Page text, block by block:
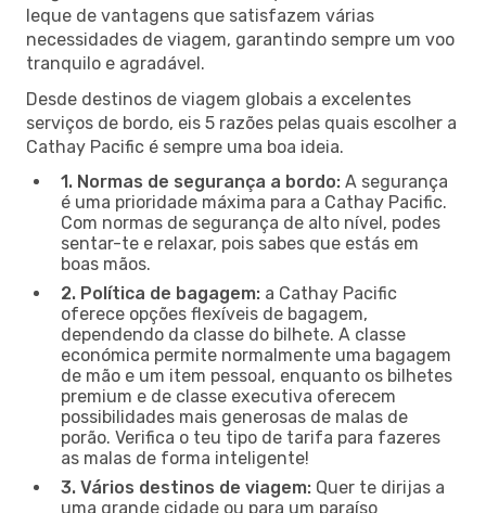
leque de vantagens que satisfazem várias
necessidades de viagem, garantindo sempre um voo
tranquilo e agradável.
Desde destinos de viagem globais a excelentes
serviços de bordo, eis 5 razões pelas quais escolher a
Cathay Pacific é sempre uma boa ideia.
1. Normas de segurança a bordo: A segurança
é uma prioridade máxima para a Cathay Pacific.
Com normas de segurança de alto nível, podes
sentar-te e relaxar, pois sabes que estás em
boas mãos.
2. Política de bagagem: a Cathay Pacific
oferece opções flexíveis de bagagem,
dependendo da classe do bilhete. A classe
económica permite normalmente uma bagagem
de mão e um item pessoal, enquanto os bilhetes
premium e de classe executiva oferecem
possibilidades mais generosas de malas de
porão. Verifica o teu tipo de tarifa para fazeres
as malas de forma inteligente!
3. Vários destinos de viagem: Quer te dirijas a
uma grande cidade ou para um paraíso